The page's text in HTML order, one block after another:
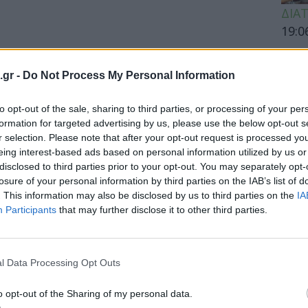
- Do Not Process My Personal Information
opt-out of the sale, sharing to third parties, or processing of your
for targeted advertising by us, please use the below opt-out
selection. Please note that after your opt-out request is processed
interest-based ads based on personal information utilized by us
to third parties prior to your opt-out. You may separately
of your personal information by third parties on the IAB’s list of
This information may also be disclosed by us to third parties on the
Participants that may further disclose it to other third parties.
Data Processing Opt Outs
opt-out of the Sharing of my personal data.
το τι κάνουν τα Media στην
είναι παγκόσμιο πρόβλημα
Jean Kilbourne κυκλοφόρησε το
Image of Women".